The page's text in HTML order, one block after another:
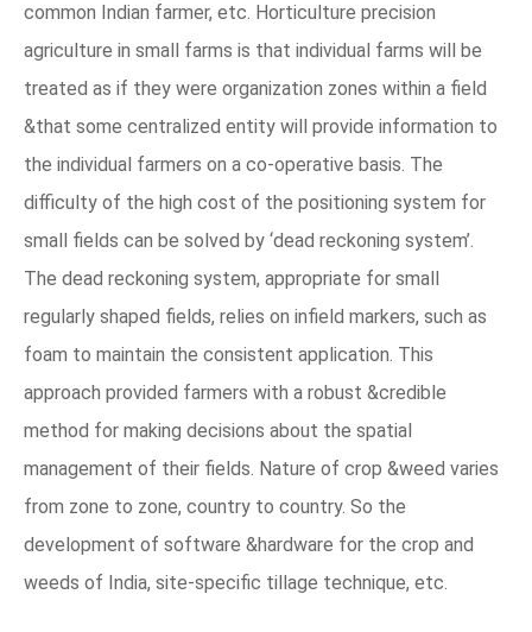
common Indian farmer, etc. Horticulture precision
agriculture in small farms is that individual farms will be
treated as if they were organization zones within a field
&that some centralized entity will provide information to
the individual farmers on a co-operative basis. The
difficulty of the high cost of the positioning system for
small fields can be solved by ‘dead reckoning system’.
The dead reckoning system, appropriate for small
regularly shaped fields, relies on infield markers, such as
foam to maintain the consistent application. This
approach provided farmers with a robust &credible
method for making decisions about the spatial
management of their fields. Nature of crop &weed varies
from zone to zone, country to country. So the
development of software &hardware for the crop and
weeds of India, site-specific tillage technique, etc.